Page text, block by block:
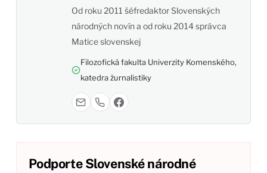
Od roku 2011 šéfredaktor Slovenských
národných novín a od roku 2014 správca
Matice slovenskej
Filozofická fakulta Univerzity Komenského,
katedra žurnalistiky
Podporte Slovenské národné